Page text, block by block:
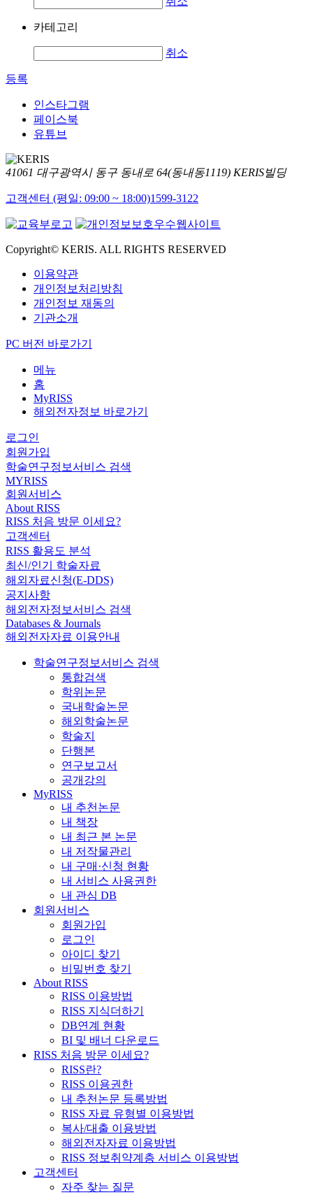
카테고리
취소
등록
인스타그램
페이스북
유튜브
41061 대구광역시 동구 동내로 64(동내동1119) KERIS빌딩
고객센터 (평일: 09:00 ~ 18:00)1599-3122
Copyright© KERIS. ALL RIGHTS RESERVED
이용약관
개인정보처리방침
개인정보 재동의
기관소개
PC 버전 바로가기
메뉴
홈
MyRISS
해외전자정보 바로가기
로그인
회원가입
학술연구정보서비스 검색
MYRISS
회원서비스
About RISS
RISS 처음 방문 이세요?
고객센터
RISS 활용도 분석
최신/인기 학술자료
해외자료신청(E-DDS)
공지사항
해외전자정보서비스 검색
Databases & Journals
해외전자자료 이용안내
학술연구정보서비스 검색
통합검색
학위논문
국내학술논문
해외학술논문
학술지
단행본
연구보고서
공개강의
MyRISS
내 추천논문
내 책장
내 최근 본 논문
내 저작물관리
내 구매·신청 현황
내 서비스 사용권한
내 관심 DB
회원서비스
회원가입
로그인
아이디 찾기
비밀번호 찾기
About RISS
RISS 이용방법
RISS 지식더하기
DB연계 현황
BI 및 배너 다운로드
RISS 처음 방문 이세요?
RISS란?
RISS 이용권한
내 추천논문 등록방법
RISS 자료 유형별 이용방법
복사/대출 이용방법
해외전자자료 이용방법
RISS 정보취약계층 서비스 이용방법
고객센터
자주 찾는 질문